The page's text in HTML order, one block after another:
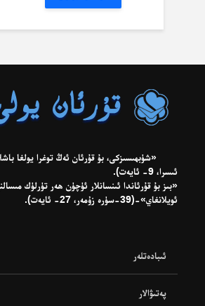
ئىسرا، 9- ئايەت).
«بىز بۇ قۇرئاندا ئىنسانلار ئۈچۈن ھەر تۈرلۈك
ئويلانغاي»-(39-سۈرە زۇمەر، 27- ئايەت).
ئىبادەتلەر
پەتىۋالار